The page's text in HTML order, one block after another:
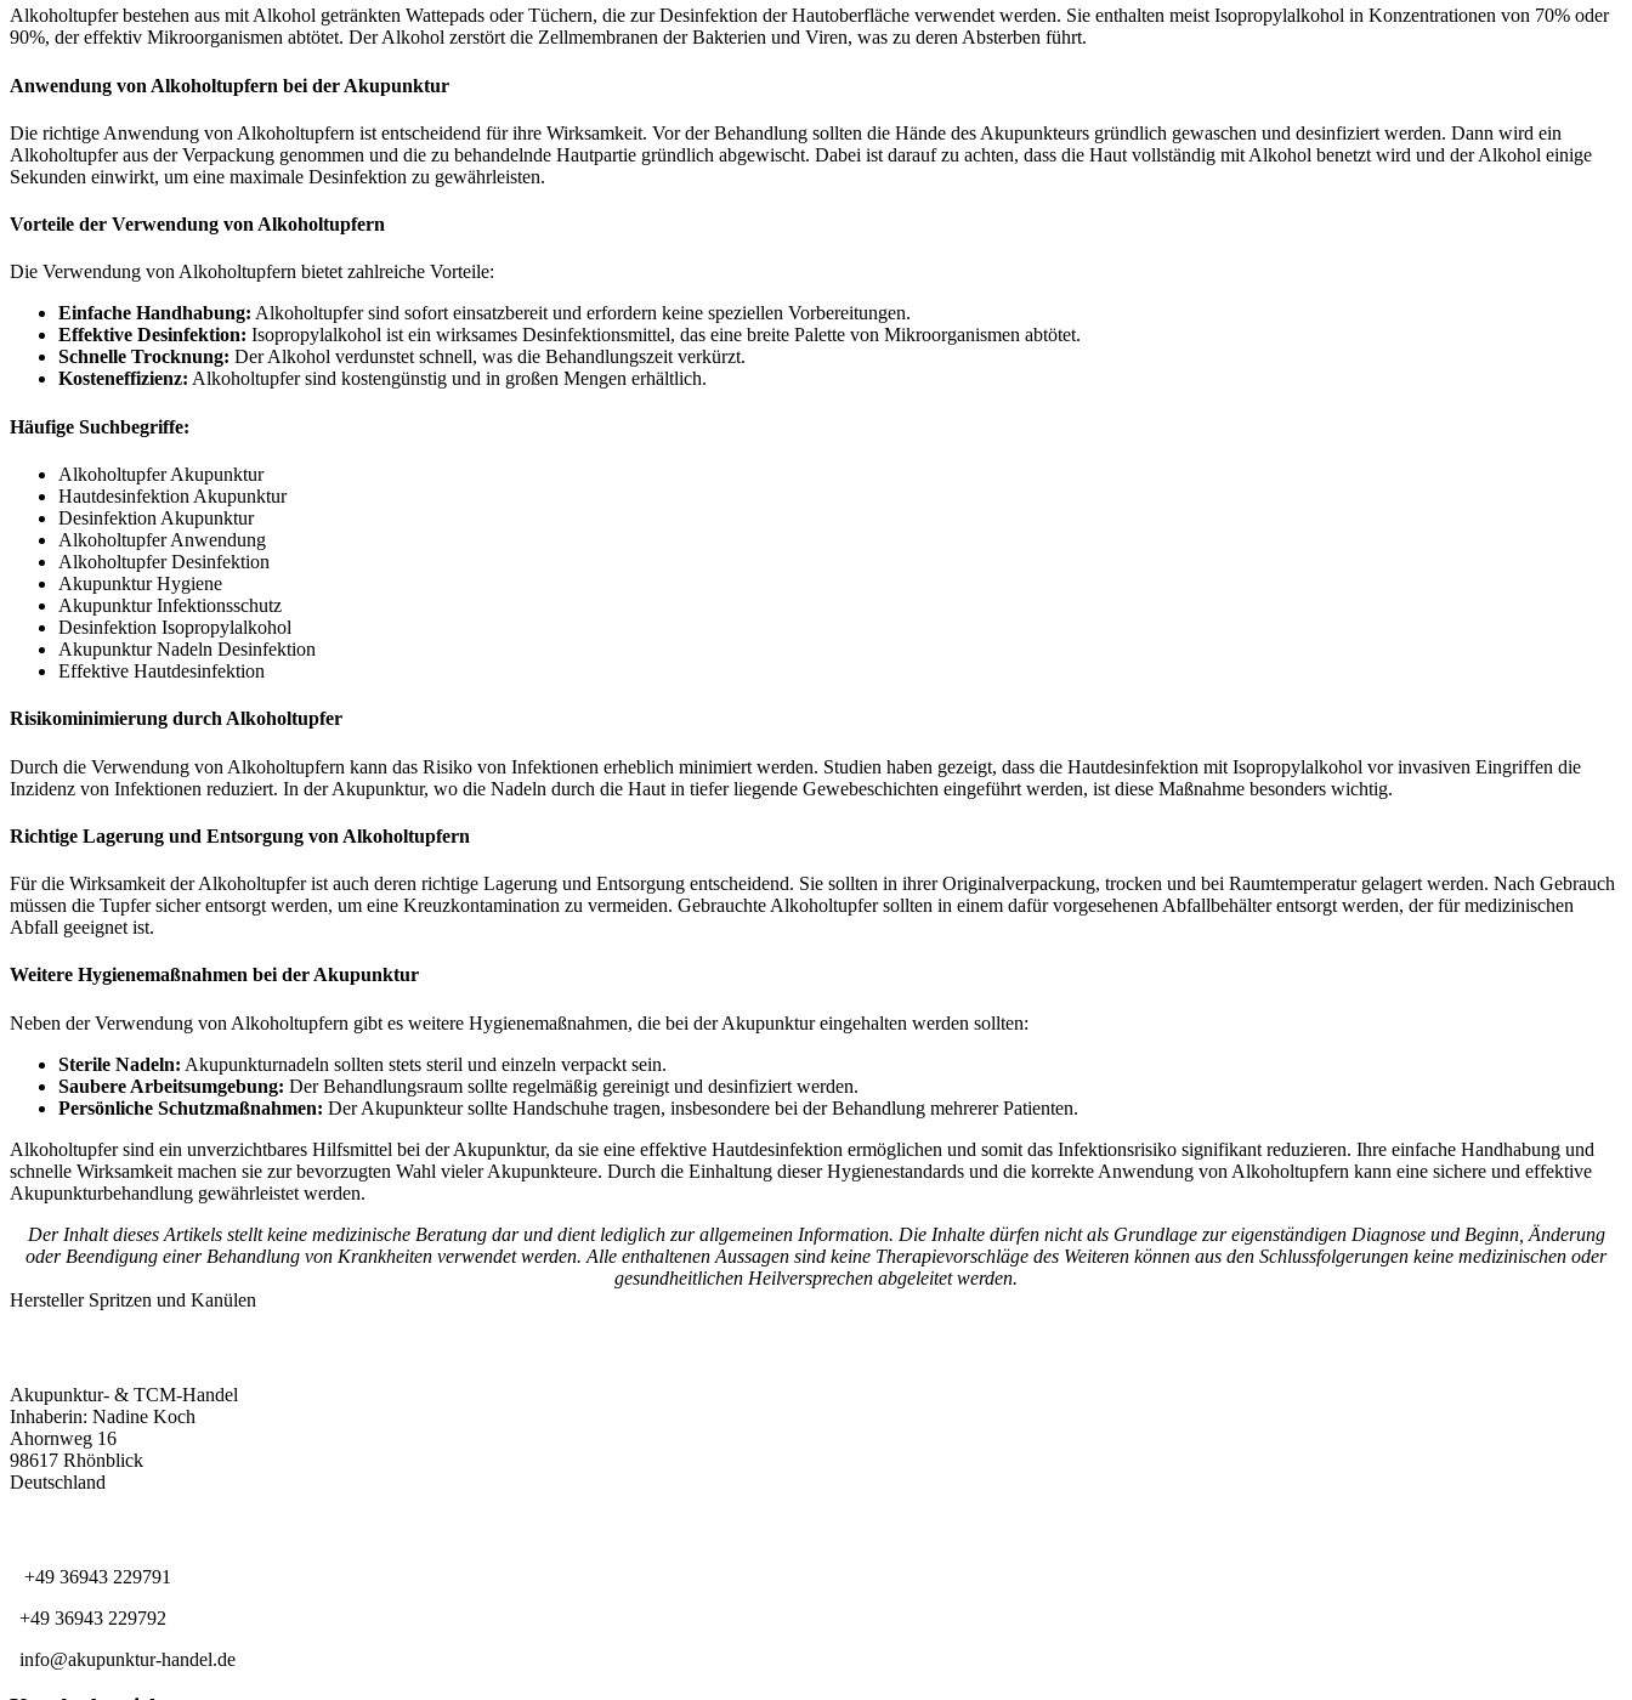
Alkoholtupfer bestehen aus mit Alkohol getränkten Wattepads oder Tüchern, die zur Desinfektion der Hautoberfläche verwendet werden. Sie enthalten meist Isopropylalkohol in Konzentrationen von 70% oder
90%, der effektiv Mikroorganismen abtötet. Der Alkohol zerstört die Zellmembranen der Bakterien und Viren, was zu deren Absterben führt.
Anwendung von Alkoholtupfern bei der Akupunktur
Die richtige Anwendung von Alkoholtupfern ist entscheidend für ihre Wirksamkeit. Vor der Behandlung sollten die Hände des Akupunkteurs gründlich gewaschen und desinfiziert werden. Dann wird ein
Alkoholtupfer aus der Verpackung genommen und die zu behandelnde Hautpartie gründlich abgewischt. Dabei ist darauf zu achten, dass die Haut vollständig mit Alkohol benetzt wird und der Alkohol einige
Sekunden einwirkt, um eine maximale Desinfektion zu gewährleisten.
Vorteile der Verwendung von Alkoholtupfern
Die Verwendung von Alkoholtupfern bietet zahlreiche Vorteile:
Einfache Handhabung: Alkoholtupfer sind sofort einsatzbereit und erfordern keine speziellen Vorbereitungen.
Effektive Desinfektion: Isopropylalkohol ist ein wirksames Desinfektionsmittel, das eine breite Palette von Mikroorganismen abtötet.
Schnelle Trocknung: Der Alkohol verdunstet schnell, was die Behandlungszeit verkürzt.
Kosteneffizienz: Alkoholtupfer sind kostengünstig und in großen Mengen erhältlich.
Häufige Suchbegriffe:
Alkoholtupfer Akupunktur
Hautdesinfektion Akupunktur
Desinfektion Akupunktur
Alkoholtupfer Anwendung
Alkoholtupfer Desinfektion
Akupunktur Hygiene
Akupunktur Infektionsschutz
Desinfektion Isopropylalkohol
Akupunktur Nadeln Desinfektion
Effektive Hautdesinfektion
Risikominimierung durch Alkoholtupfer
Durch die Verwendung von Alkoholtupfern kann das Risiko von Infektionen erheblich minimiert werden. Studien haben gezeigt, dass die Hautdesinfektion mit Isopropylalkohol vor invasiven Eingriffen die
Inzidenz von Infektionen reduziert. In der Akupunktur, wo die Nadeln durch die Haut in tiefer liegende Gewebeschichten eingeführt werden, ist diese Maßnahme besonders wichtig.
Richtige Lagerung und Entsorgung von Alkoholtupfern
Für die Wirksamkeit der Alkoholtupfer ist auch deren richtige Lagerung und Entsorgung entscheidend. Sie sollten in ihrer Originalverpackung, trocken und bei Raumtemperatur gelagert werden. Nach Gebrauch
müssen die Tupfer sicher entsorgt werden, um eine Kreuzkontamination zu vermeiden. Gebrauchte Alkoholtupfer sollten in einem dafür vorgesehenen Abfallbehälter entsorgt werden, der für medizinischen
Abfall geeignet ist.
Weitere Hygienemaßnahmen bei der Akupunktur
Neben der Verwendung von Alkoholtupfern gibt es weitere Hygienemaßnahmen, die bei der Akupunktur eingehalten werden sollten:
Sterile Nadeln: Akupunkturnadeln sollten stets steril und einzeln verpackt sein.
Saubere Arbeitsumgebung: Der Behandlungsraum sollte regelmäßig gereinigt und desinfiziert werden.
Persönliche Schutzmaßnahmen: Der Akupunkteur sollte Handschuhe tragen, insbesondere bei der Behandlung mehrerer Patienten.
Alkoholtupfer sind ein unverzichtbares Hilfsmittel bei der Akupunktur, da sie eine effektive Hautdesinfektion ermöglichen und somit das Infektionsrisiko signifikant reduzieren. Ihre einfache Handhabung und
schnelle Wirksamkeit machen sie zur bevorzugten Wahl vieler Akupunkteure. Durch die Einhaltung dieser Hygienestandards und die korrekte Anwendung von Alkoholtupfern kann eine sichere und effektive
Akupunkturbehandlung gewährleistet werden.
Der Inhalt dieses Artikels stellt keine medizinische Beratung dar und dient lediglich zur allgemeinen Information. Die Inhalte dürfen nicht als Grundlage zur eigenständigen Diagnose und Beginn, Änderung
oder Beendigung einer Behandlung von Krankheiten verwendet werden. Alle enthaltenen Aussagen sind keine Therapievorschläge des Weiteren können aus den Schlussfolgerungen keine medizinischen oder
gesundheitlichen Heilversprechen abgeleitet werden.
Hersteller Spritzen und Kanülen
Akupunktur- & TCM-Handel
Inhaberin: Nadine Koch
Ahornweg 16
98617 Rhönblick
Deutschland
+49 36943 229791
+49 36943 229792
info@akupunktur-handel.de